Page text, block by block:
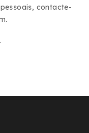
contacte-